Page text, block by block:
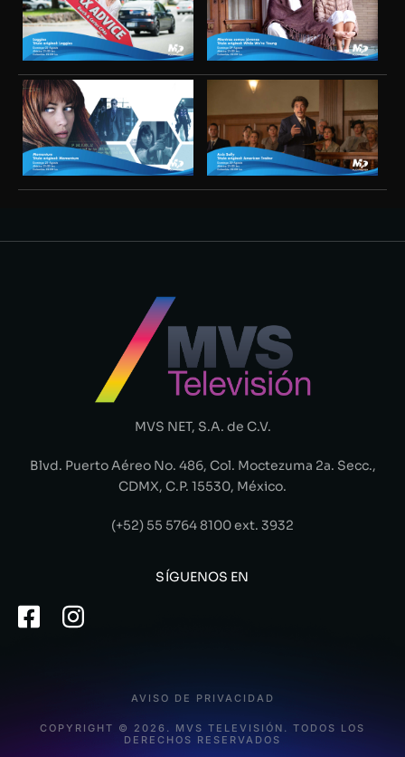
MVS NET, S.A. de C.V.
Blvd. Puerto Aéreo No. 486, Col. Moctezuma 2a. Secc.,
CDMX, C.P. 15530, México.
(+52) 55 5764 8100 ext. 3932
SÍGUENOS EN
COPYRIGHT © 2026. MVS TELEVISIÓN. TODOS LOS
DERECHOS RESERVADOS
AVISO DE PRIVACIDAD